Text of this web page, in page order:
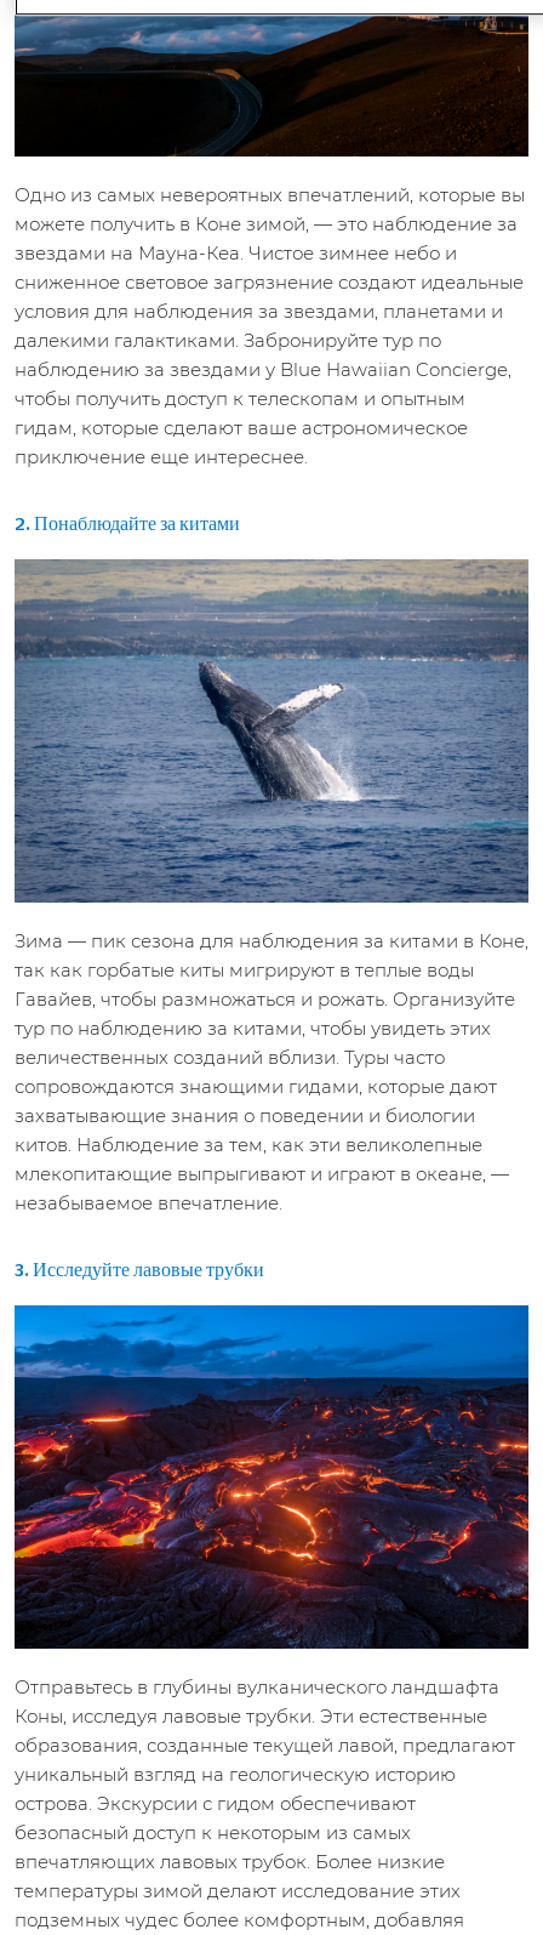
Одно из самых невероятных впечатлений, которые вы
можете получить в Коне зимой, — это наблюдение за
звездами на Мауна-Кеа. Чистое зимнее небо и
сниженное световое загрязнение создают идеальные
условия для наблюдения за звездами, планетами и
далекими галактиками. Забронируйте тур по
наблюдению за звездами у Blue Hawaiian Concierge,
чтобы получить доступ к телескопам и опытным
гидам, которые сделают ваше астрономическое
приключение еще интереснее.
2. Понаблюдайте за китами
Зима — пик сезона для наблюдения за китами в Коне,
так как горбатые киты мигрируют в теплые воды
Гавайев, чтобы размножаться и рожать. Организуйте
тур по наблюдению за китами, чтобы увидеть этих
величественных созданий вблизи. Туры часто
сопровождаются знающими гидами, которые дают
захватывающие знания о поведении и биологии
китов. Наблюдение за тем, как эти великолепные
млекопитающие выпрыгивают и играют в океане, —
незабываемое впечатление.
3. Исследуйте лавовые трубки
Отправьтесь в глубины вулканического ландшафта
Коны, исследуя лавовые трубки. Эти естественные
образования, созданные текущей лавой, предлагают
уникальный взгляд на геологическую историю
острова. Экскурсии с гидом обеспечивают
безопасный доступ к некоторым из самых
впечатляющих лавовых трубок. Более низкие
температуры зимой делают исследование этих
подземных чудес более комфортным, добавляя